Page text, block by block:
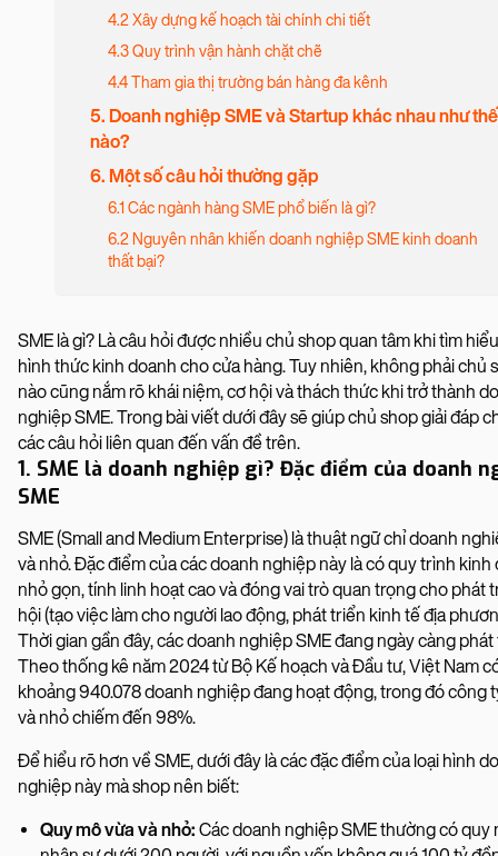
4.2 Xây dựng kế hoạch tài chính chi tiết
4.3 Quy trình vận hành chặt chẽ
4.4 Tham gia thị trường bán hàng đa kênh
5. Doanh nghiệp SME và Startup khác nhau như thế
nào?
6. Một số câu hỏi thường gặp
6.1 Các ngành hàng SME phổ biến là gì?
6.2 Nguyên nhân khiến doanh nghiệp SME kinh doanh
thất bại?
SME là gì? Là câu hỏi được nhiều chủ shop quan tâm khi tìm
hình thức kinh doanh cho cửa hàng. Tuy nhiên, không phải chủ
nào cũng nắm rõ khái niệm, cơ hội và thách thức khi trở thành
nghiệp SME. Trong bài viết dưới đây sẽ giúp chủ shop giải đáp
các câu hỏi liên quan đến vấn đề trên.
1. SME là doanh nghiệp gì? Đặc điểm của doanh
SME
SME (Small and Medium Enterprise) là thuật ngữ chỉ doanh
và nhỏ. Đặc điểm của các doanh nghiệp này là có quy trình kinh
nhỏ gọn, tính linh hoạt cao và đóng vai trò quan trọng cho phát
hội (tạo việc làm cho người lao động, phát triển kinh tế địa
Thời gian gần đây, các doanh nghiệp SME đang ngày càng
Theo thống kê năm 2024 từ Bộ Kế hoạch và Đầu tư, Việt Nam
khoảng 940.078 doanh nghiệp đang hoạt động, trong đó công
và nhỏ chiếm đến 98%.
Để hiểu rõ hơn về SME, dưới đây là các đặc điểm của loại hình
nghiệp này mà shop nên biết:
Quy mô vừa và nhỏ: Các doanh nghiệp SME thường có quy